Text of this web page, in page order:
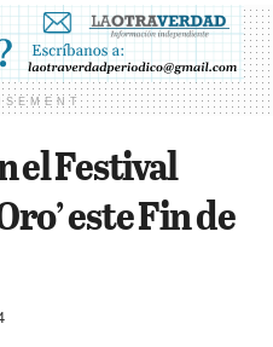
el Festival
este Fin de